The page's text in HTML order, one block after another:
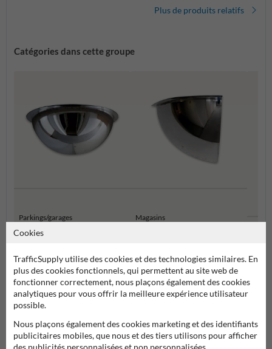
Plus de produits relatifs
Catégories dans cette groupe
Parkings/garages
Magasins
Miroir de sécurité pour magasins, entreprises et institutions
publiques
Cookies
TrafficSupply utilise des cookies et des technologies similaires. En
plus des cookies fonctionnels, qui permettent au site web de
fonctionner correctement, nous plaçons également des cookies
analytiques pour vous offrir la meilleure expérience utilisateur
possible.
Nous plaçons également des cookies marketing et des identifiants
publicitaires mobiles, que nous et des tiers utilisons pour afficher
des publicités personnalisées et non personnalisées